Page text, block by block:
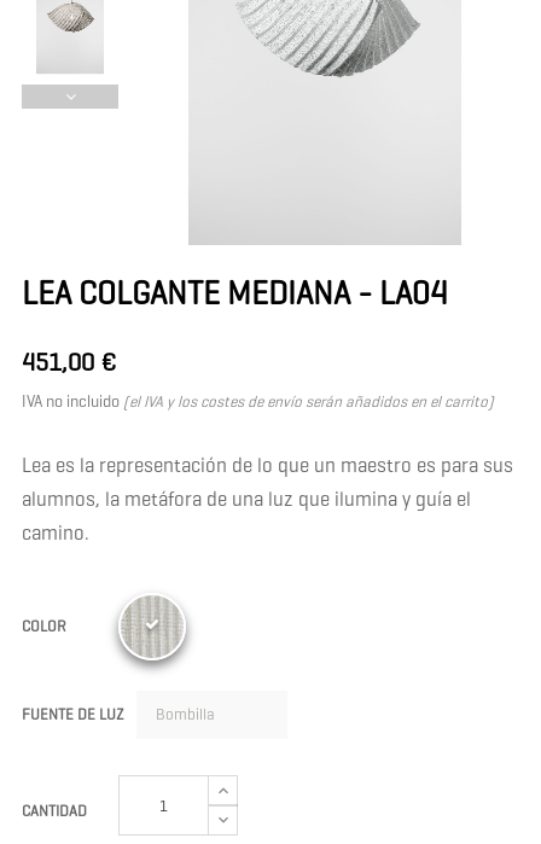
LEA COLGANTE MEDIANA - LA04
451,00 €
IVA no incluido (el IVA y los costes de envío serán añadidos en el carrito)
Lea es la representación de lo que un maestro es para sus
alumnos, la metáfora de una luz que ilumina y guía el
camino.
COLOR
FUENTE DE LUZ
CANTIDAD